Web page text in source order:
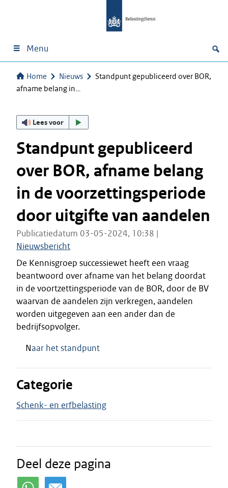
Menu
Home Nieuws
Standpunt gepubliceerd over BOR,
afname belang in…
Lees voor
Standpunt gepubliceerd
over BOR, afname belang
in de voorzettingsperiode
door uitgifte van aandelen
Publicatiedatum 03-05-2024, 10:38 |
Nieuwsbericht
De Kennisgroep successiewet heeft een vraag
beantwoord over afname van het belang doordat
in de voortzettingsperiode van de BOR, door de BV
waarvan de aandelen zijn verkregen, aandelen
worden uitgegeven aan een ander dan de
bedrijfsopvolger.
Naar het standpunt
Categorie
Schenk- en erfbelasting
Deel deze pagina